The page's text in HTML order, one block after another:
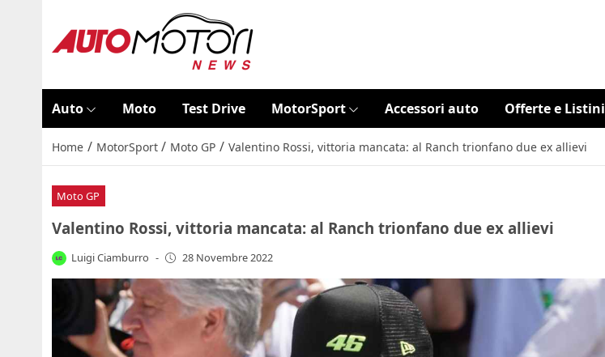
Auto Moto Test Drive MotorSport Accessori auto Offerte e Listini
Home / MotorSport / Moto GP / Valentino Rossi, vittoria mancata: al Ranch trionfano due ex allievi
Moto GP
Valentino Rossi, vittoria mancata: al Ranch trionfano due ex allievi
Luigi Ciamburro - 28 Novembre 2022